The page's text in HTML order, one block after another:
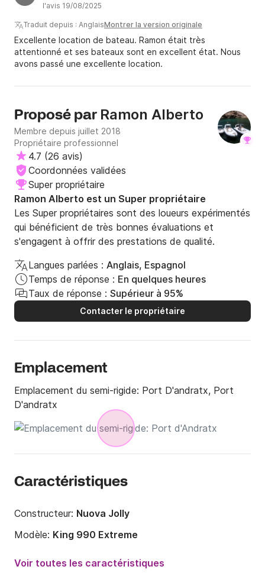
l'avis 19/08/2025
Traduit depuis : AnglaisMontrer la version originale
Excellente location de bateau. Ramon était très
attentionné et ses bateaux sont en excellent état. Nous
avons passé une excellente location.
Proposé par Ramon Alberto
Membre depuis juillet 2018
Propriétaire professionnel
4.7 (26 avis)
Coordonnées validées
Super propriétaire
Ramon Alberto est un Super propriétaire
Les Super propriétaires sont des loueurs expérimentés
qui bénéficient de très bonnes évaluations et
s'engagent à offrir des prestations de qualité.
Langues parlées : Anglais, Espagnol
Temps de réponse : En quelques heures
Taux de réponse : Supérieur à 95%
Contacter le propriétaire
Emplacement
Emplacement du semi-rigide: Port D'andratx, Port
D'andratx
Caractéristiques
Constructeur: Nuova Jolly
Modèle: King 990 Extreme
Puissance moteur:
500cv
Voir toutes les caractéristiques